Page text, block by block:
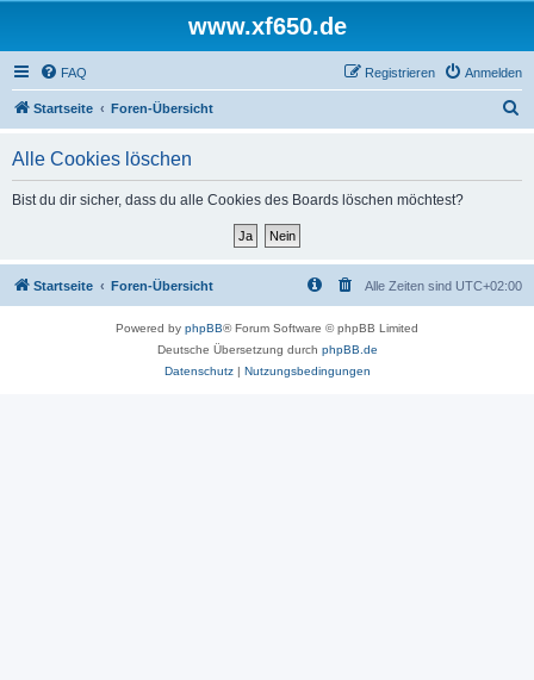
www.xf650.de
FAQ Anmelden
Registrieren
Startseite Foren-Übersicht
Alle Cookies löschen
Bist du dir sicher, dass du alle Cookies des Boards löschen möchtest?
Startseite Foren-Übersicht Alle Zeiten sind UTC+02:00
Powered by phpBB® Forum Software © phpBB Limited
Deutsche Übersetzung durch phpBB.de
Datenschutz| Nutzungsbedingungen